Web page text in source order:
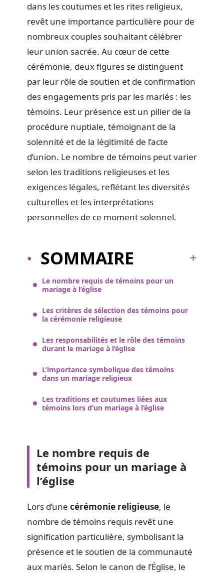
dans les coutumes et les rites religieux,
revêt une importance particulière pour de
nombreux couples souhaitant célébrer
leur union sacrée. Au cœur de cette
cérémonie, deux figures se distinguent
par leur rôle de soutien et de confirmation
des engagements pris par les mariés : les
témoins. Leur présence est un pilier de la
procédure nuptiale, témoignant de la
solennité et de la légitimité de l’acte
d’union. Le nombre de témoins peut varier
selon les traditions religieuses et les
exigences légales, reflétant les diversités
culturelles et les interprétations
personnelles de ce moment solennel.
SOMMAIRE
Le nombre requis de témoins pour un
mariage à l’église
Les critères de sélection des témoins pour
la cérémonie religieuse
Les responsabilités et le rôle des témoins
durant le mariage à l’église
L’importance symbolique des témoins
dans un mariage religieux
Les traditions et coutumes liées aux
témoins lors d’un mariage à l’église
Le nombre requis de
témoins pour un mariage à
l’église
Lors d’une cérémonie religieuse, le
nombre de témoins requis revêt une
signification particulière, symbolisant la
présence et le soutien de la communauté
aux mariés. Selon le canon de l’Église, le